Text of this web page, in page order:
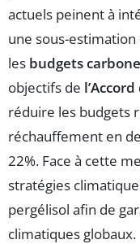
actuels peinent à
une sous-
les budgets carbone
objectifs de
réduire les budgets
réchauffement en
22%. Face à cette
stratégies
pergélisol afin de
climatiques globaux.